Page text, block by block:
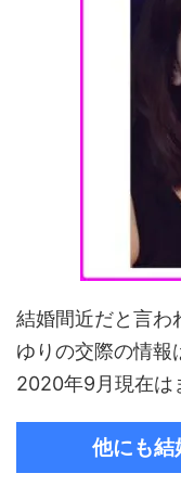
結婚間近だと言わ
ゆりの交際の情報
2020年9月現在は
他にも結